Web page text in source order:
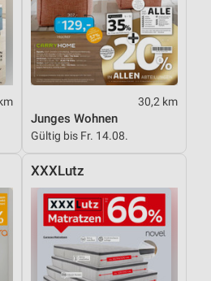
30,2 km
Junges Wohnen
Gültig bis Fr. 14.08.
XXXLutz